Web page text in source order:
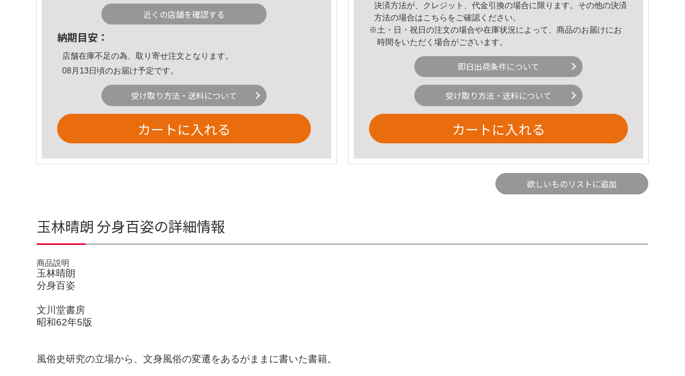
近くの店舗を確認する
納期目安：
店舗在庫不足の為、取り寄せ注文となります。
08月13日頃のお届け予定です。
受け取り方法・送料について
カートに入れる
決済方法が、クレジット、代金引換の場合に限ります。その他の決済
方法の場合はこちら をご確認ください。
※土・日・祝日の注文の場合や在庫状況によって、商品のお届けにお
時間をいただく場合がございます。
即日出荷条件について
受け取り方法・送料について
カートに入れる
欲しいものリストに追加
玉林晴朗 分身百姿の詳細情報
商品説明
玉林晴朗
分身百姿
文川堂書房
昭和62年5版
風俗史研究の立場から、文身風俗の変遷をあるがままに書いた書籍。